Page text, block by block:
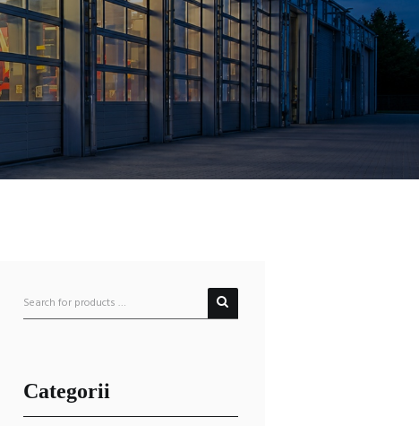
Categorii